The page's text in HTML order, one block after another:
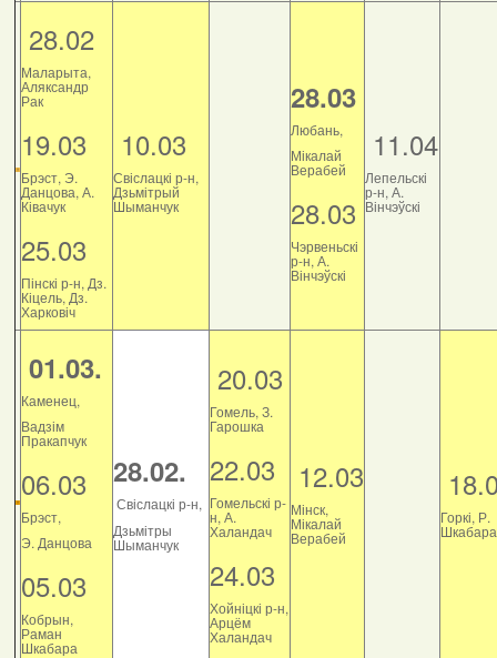
28.02
Маларыта,
Аляксандр
Рак
19.03
Брэст, Э.
Данцова, А.
Ківачук
25.03
Пінскі р-н, Дз.
Кіцель, Дз.
Харковіч
10.03
Свіслацкі р-н,
Дзьмітрый
Шыманчук
28.03
Любань,
Мікалай
Верабей
28.03
Чэрвеньскі
р-н, А.
Вінчэўскі
11.04
Лепельскі
р-н, А.
Вінчэўскі
01.03.
Каменец,
Вадзім
Пракапчук
06.03
Брэст,
Э. Данцова
05.03
Кобрын,
Раман
Шкабара
28.02.
Свіслацкі р-н,
Дзьмітры
Шыманчук
20.03
Гомель, З.
Гарошка
22.03
Гомельскі р-
н, А.
Халандач
24.03
Хойніцкі р-н,
Арцём
Халандач
12.03
Мінск,
Мікалай
Верабей
Горкі, Р.
Шкабара